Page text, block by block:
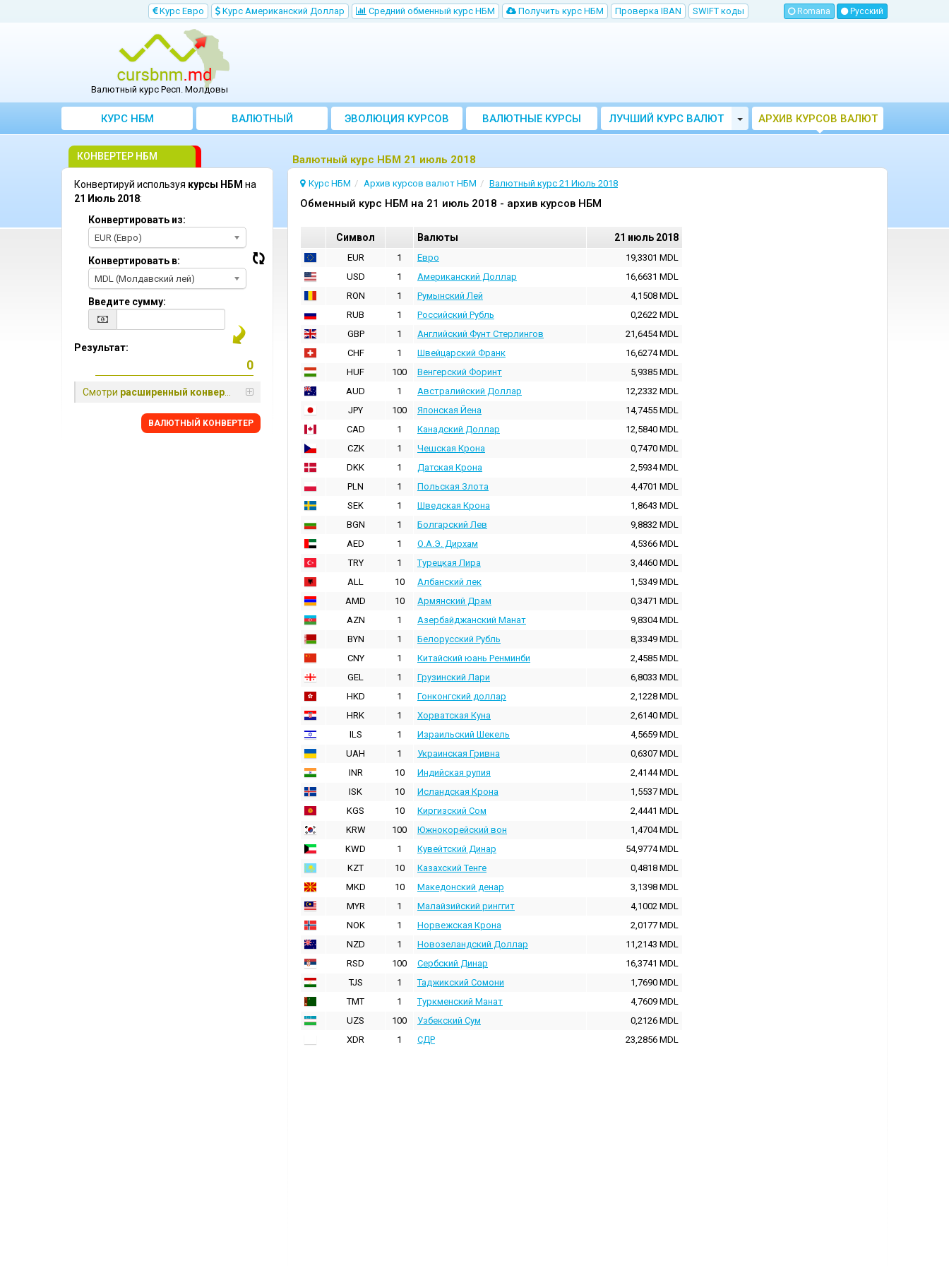
Kурс Евро Kурс Aмериканский Доллар Cредний обменный курс НБM Получить курс НБМ Проверка IBAN SWIFT коды Romana Русский
Валютный курс Респ. Молдовы
КУРС НБМ
BАЛЮТНЫЙ
KОНВЕРТЕР
ЭВОЛЮЦИЯ КУРСОВ
ВАЛЮТНЫЕ КУРСЫ
БАНКОВ
ЛУЧШИЙ КУРС ВАЛЮТ
МОЛДОВЫ
Toggle Dropdown
АРХИВ КУРСОВ ВАЛЮТ
НБМ
Bалютный курс НБМ 21 июль 2018
Курс НБМ Архив курсов валют НБМ Валютный курс 21 Июль 2018
Oбменный курс НБМ на 21 июль 2018 - архив курсов НБМ
Cимвол Валюты 21 июль 2018
EUR 1 Евро 19,3301 MDL
USD
1 Aмериканский Доллар 16,6631 MDL
RON
1 Румынский Лей 4,1508 MDL
RUB
1 Российский Рубль 0,2622 MDL
GBP
1 Английский Фунт Стерлингов 21,6454MDL
CHF
1 Швейцарский Франк 16,6274MDL
HUF
100 Венгерский Форинт 5,9385 MDL
AUD
1 Австралийский Доллар 12,2332 MDL
JPY
100 Японская Йена 14,7455 MDL
CAD
1 Канадский Доллар 12,5840 MDL
CZK
1 Чешская Крона 0,7470 MDL
DKK
1 Датская Крона 2,5934MDL
PLN
1 Польская Злота 4,4701 MDL
SEK
1 Шведская Крона 1,8643 MDL
BGN
1 Болгарский Лев 9,8832 MDL
AED
1 О.А.Э. Дирхам 4,5366 MDL
TRY
1 Турецкая Лира 3,4460 MDL
ALL
10 Албанский лек 1,5349 MDL
AMD
10 Армянский Драм 0,3471 MDL
AZN
1 Азербайджанский Манат 9,8304MDL
BYN
1 Белорусский Рубль 8,3349 MDL
CNY
1 Китайский юань Ренминби 2,4585 MDL
GEL
1 Грузинский Лари 6,8033 MDL
HKD
1 Гонконгский доллаp 2,1228 MDL
HRK
1 Хорватская Куна 2,6140 MDL
ILS
1 Израильский Шекель 4,5659 MDL
UAH
1 Украинская Гривна 0,6307 MDL
INR
10 Индийская pупия 2,4144MDL
ISK
10 Исландская Крона 1,5537 MDL
KGS
10 Киргизский Сом 2,4441 MDL
KRW
100 Южнокорейский вон 1,4704MDL
KWD
1 Кувейтский Динар 54,9774MDL
KZT
10 Казахский Тенге 0,4818 MDL
MKD
10 Македонский денар 3,1398 MDL
MYR
1 Малайзийский ринггит 4,1002 MDL
NOK
1 Норвежская Крона 2,0177 MDL
NZD
1 Новозеландский Доллар 11,2143 MDL
RSD
100 Сербский Динар 16,3741 MDL
TJS
1 Таджикский Сомони 1,7690 MDL
TMT
1 Туркменский Манат 4,7609 MDL
UZS
100 Узбекский Сум 0,2126 MDL
XDR
1 СДР 23,2856 MDL
КОНВЕРТЕР НБМ
Конвертируй используя курсы НБМ на
21 Июль 2018:
Конвертировать из:
EUR (Евро)
Конвертировать в:
MDL (Молдавский лей)
Введите сумму:
Результат:
Смотри расширенный конвертер
BАЛЮТНЫЙ KОНВЕРТЕР